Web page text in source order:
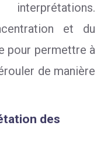
et du
pour permettre à
de manière
des